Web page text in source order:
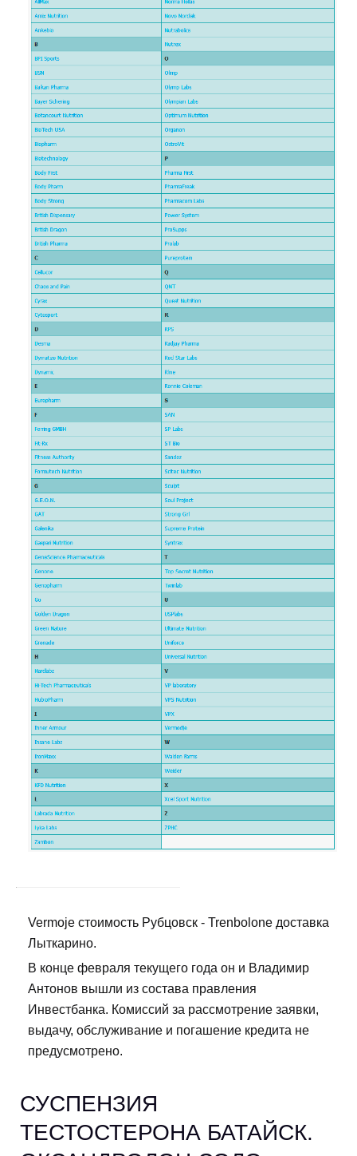
Vermoje стоимость Рубцовск - Trenbolone доставка
Лыткарино.
В конце февраля текущего года он и Владимир
Антонов вышли из состава правления
Инвестбанка. Комиссий за рассмотрение заявки,
выдачу, обслуживание и погашение кредита не
предусмотрено.
СУСПЕНЗИЯ
ТЕСТОСТЕРОНА БАТАЙСК.